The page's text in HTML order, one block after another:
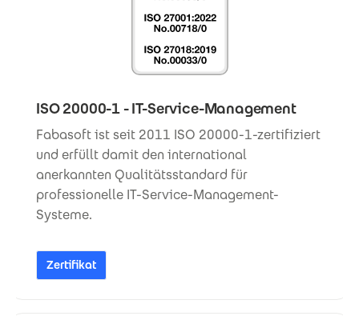
ISO 20000-1 - IT-Service-Management
Fabasoft ist seit 2011 ISO 20000-1-zertifiziert
und erfüllt damit den international
anerkannten Qualitätsstandard für
professionelle IT-Service-Management-
Systeme.
Zertifikat